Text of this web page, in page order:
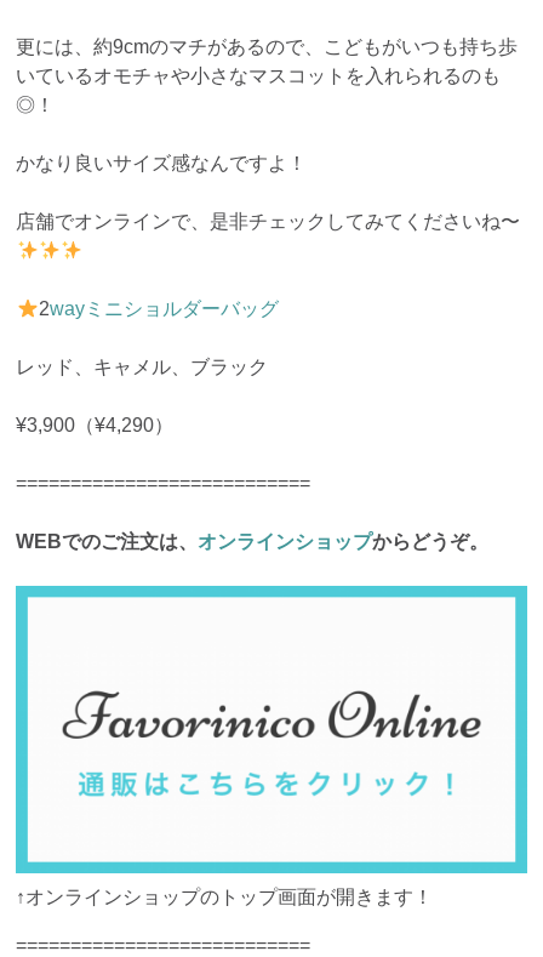
更には、約9cmのマチがあるので、こどもがいつも持ち歩
いているオモチャや小さなマスコットを入れられるのも
◎！
かなり良いサイズ感なんですよ！
店舗でオンラインで、是非チェックしてみてくださいね〜
2wayミニショルダーバッグ
レッド、キャメル、ブラック
¥3,900（¥4,290）
===========================
WEBでのご注文は、 オンラインショップからどうぞ。
↑オンラインショップのトップ画面が開きます！
===========================